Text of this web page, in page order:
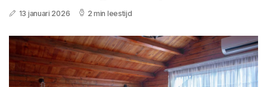
13 januari 2026 2 min leestijd